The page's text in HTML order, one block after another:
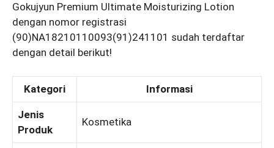
Gokujyun Premium Ultimate Moisturizing Lotion
dengan nomor registrasi
(90)NA18210110093(91)241101 sudah terdaftar
dengan detail berikut!
Kategori Informasi
Jenis
Produk
Kosmetika